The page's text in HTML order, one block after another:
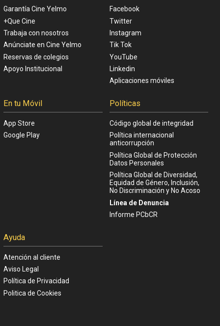
Garantía Cine Yelmo
+Que Cine
Trabaja con nosotros
Anúnciate en Cine Yelmo
Reservas de colegios
Apoyo Institucional
Facebook
Twitter
Instagram
Tik Tok
YouTube
Linkedin
Aplicaciones móviles
En tu Móvil
App Store
Google Play
Políticas
Código global de integridad
Política internacional
anticorrupción
Política Global de Protección
Datos Personales
Política Global de Diversidad,
Equidad de Género, Inclusión,
No Discriminación y No Acoso
Línea de Denuncia
Informe PCbCR
Ayuda
Atención al cliente
Aviso Legal
Política de Privacidad
Politica de Cookies